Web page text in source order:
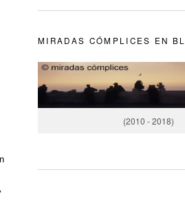
MIRADAS CÓMPLICES EN
(2010 - 2018)